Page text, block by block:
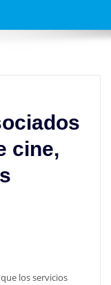
cine,
los servicios